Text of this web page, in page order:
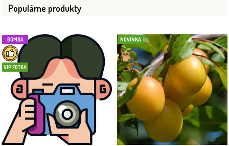
Populárne produkty
BOMBA
VIP FOTKA
NOVINKA